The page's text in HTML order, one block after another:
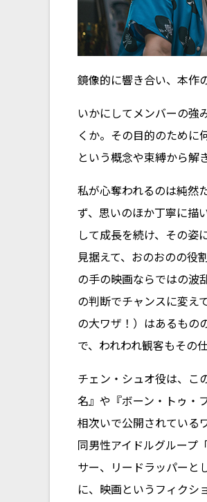
鏡像的に響き合い、本作
いかにしてメンバーの強
くか。その目的のために
という概念や束縛から解
私が心奪われるのは純然
ず、思いのほか丁寧に描
して成長を続け、その姿
見据えて、おのおのの役
の手の映画ならではの波
の判断でチャンスに変え
の大ワザ！）はあるもの
で、われわれ観客もその
チェン・シュオ役は、こ
名』や『ボーン・トゥ・
相次いで公開されている
同男性アイドルグループ
サー、リードラッパーと
に、映画というフィクシ